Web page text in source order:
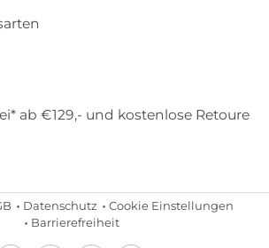
ab €129,- und kostenlose Retoure
Datenschutz
Cookie Einstellungen
Barrierefreiheit